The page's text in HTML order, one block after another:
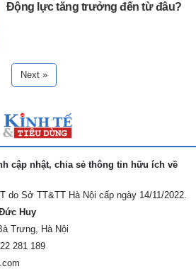
Động lực tăng trưởng đến từ đâu?
Next »
cập nhật, chia sẻ thông tin hữu ích về
do Sở TT&TT Hà Nội cấp ngày 14/11/2022.
Huy
Trưng, Hà Nội
281 189